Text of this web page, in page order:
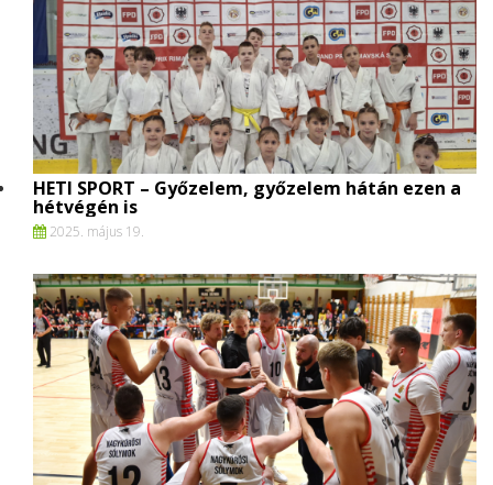
HETI SPORT – Győzelem, győzelem hátán ezen a
hétvégén is
2025. május 19.